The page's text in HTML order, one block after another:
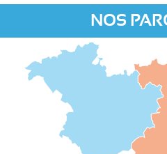
NOS